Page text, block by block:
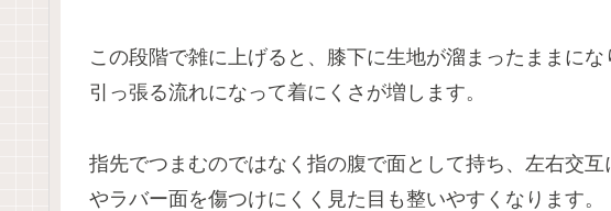
この段階で雑に上げると、膝下に生地が溜まったままに
引っ張る流れになって着にくさが増します。
指先でつまむのではなく指の腹で面として持ち、左右交
やラバー面を傷つけにくく見た目も整いやすくなります。